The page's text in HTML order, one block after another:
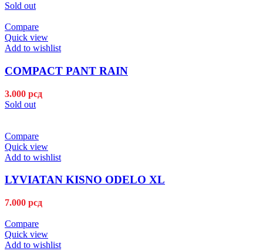
Sold out
Compare
Quick view
Add to wishlist
COMPACT PANT RAIN
3.000 рсд
Sold out
Compare
Quick view
Add to wishlist
LYVIATAN KISNO ODELO XL
7.000 рсд
Compare
Quick view
Add to wishlist